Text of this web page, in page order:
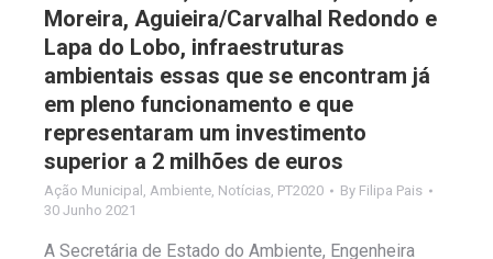
Moreira, Aguieira/Carvalhal Redondo e
Lapa do Lobo, infraestruturas
ambientais essas que se encontram já
em pleno funcionamento e que
representaram um investimento
superior a 2 milhões de euros
Ação Municipal , Ambiente, Notícias, PT2020 By Filipa Pais
30 Junho 2021
A Secretária de Estado do Ambiente, Engenheira